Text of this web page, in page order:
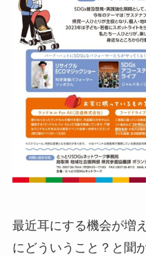
最近耳にする機会が増
にどういうこと？と聞